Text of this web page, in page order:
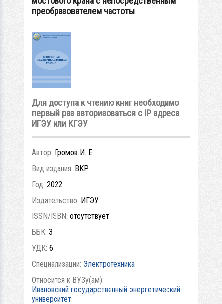
преобразователем частоты
Для доступа к чтению книг необходимо
первый раз авторизоваться с IP адреса
ИГЭУ или КГЭУ
Автор: Громов И. Е.
Вид издания: ВКР
Год: 2022
Издательство: ИГЭУ
ISSN/ISBN: отсутствует
ББК: 3
УДК: 6
Специализации: Электротехника
Относится к ВУЗу(ам):
Ивановский государственный энергетический
университет